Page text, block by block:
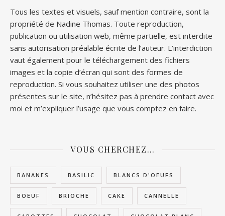
Tous les textes et visuels, sauf mention contraire, sont la
propriété de Nadine Thomas. Toute reproduction,
publication ou utilisation web, même partielle, est interdite
sans autorisation préalable écrite de l’auteur. L’interdiction
vaut également pour le téléchargement des fichiers
images et la copie d’écran qui sont des formes de
reproduction. Si vous souhaitez utiliser une des photos
présentes sur le site, n’hésitez pas à prendre contact avec
moi et m’expliquer l’usage que vous comptez en faire.
VOUS CHERCHEZ…
BANANES BASILIC BLANCS D'OEUFS
BOEUF BRIOCHE CAKE CANNELLE